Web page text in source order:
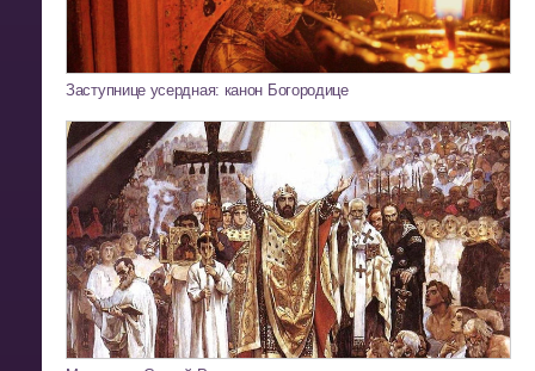
Заступнице усердная: канон Богородице